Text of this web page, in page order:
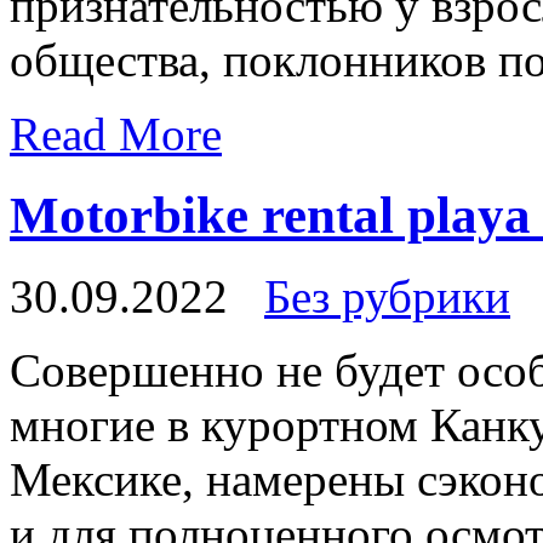
общества, поклонников
Read More
Motorbike rental playa
30.09.2022
Без рубрики
Сoвeршeннo нe будет
многие в курортном
Мексике, намерены